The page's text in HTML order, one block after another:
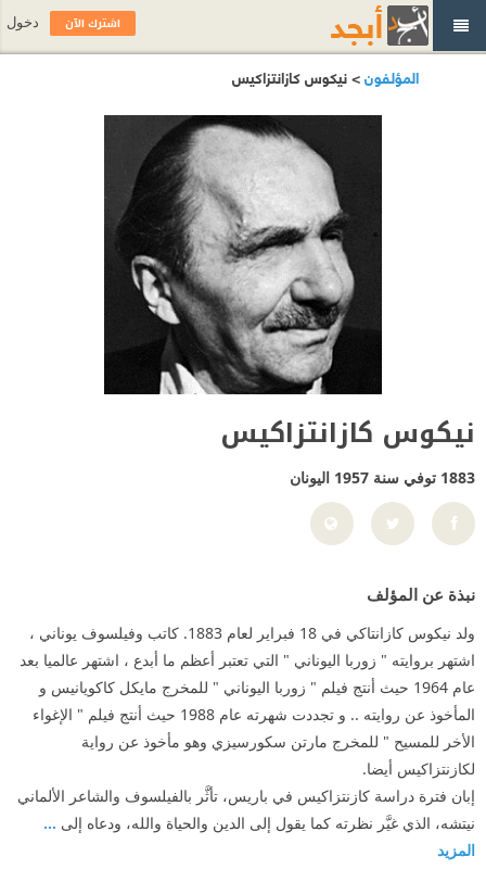
المؤلفون> نيكوس كازانتزاكيس
نيكوس كازانتزاكيس
1883 توفي سنة 1957 اليونان
نبذة عن المؤلف
ولد نيكوس كازانتاكي في 18 فبراير لعام 1883. كاتب وفيلسوف يوناني ،
اشتهر بروايته " زوربا اليوناني " التي تعتبر أعظم ما أبدع ، اشتهر عالميا بعد
عام 1964 حيث أنتج فيلم " زوربا اليوناني " للمخرج مايكل كاكويانيس و
المأخوذ عن روايته .. و تجددت شهرته عام 1988 حيث أنتج فيلم " الإغواء
الأخر للمسيح " للمخرج مارتن سكورسيزي وهو مأخوذ عن رواية
لكازنتزاكيس أيضا.
إبان فترة دراسة كازنتزاكيس في باريس، تأثَّر بالفيلسوف والشاعر الألماني
نيتشه، الذي غيَّر نظرته كما يقول إلى الدين والحياة والله، ودعاه إلى ...
المزيد
اشترك الآن دخول